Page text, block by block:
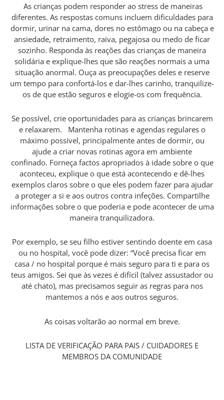
As crianças podem responder ao stress de maneiras
diferentes. As respostas comuns incluem dificuldades para
dormir, urinar na cama, dores no estômago ou na cabeça e
ansiedade, retraimento, raiva, pegajosa ou medo de ficar
sozinho. Responda às reações das crianças de maneira
solidária e explique-lhes que são reações normais a uma
situação anormal. Ouça as preocupações deles e reserve
um tempo para confortá-los e dar-lhes carinho, tranquilize-
os de que estão seguros e elogie-os com frequência.
Se possível, crie oportunidades para as crianças brincarem
e relaxarem. Mantenha rotinas e agendas regulares o
máximo possível, principalmente antes de dormir, ou
ajude a criar novas rotinas agora em ambiente
confinado. Forneça factos apropriados à idade sobre o que
aconteceu, explique o que está acontecendo e dê-lhes
exemplos claros sobre o que eles podem fazer para ajudar
a proteger a si e aos outros contra infeções. Compartilhe
informações sobre o que poderia e pode acontecer de uma
maneira tranquilizadora.
Por exemplo, se seu filho estiver sentindo doente em casa
ou no hospital, você pode dizer: “Você precisa ficar em
casa / no hospital porque é mais seguro para ti e para os
teus amigos. Sei que às vezes é difícil (talvez assustador ou
até chato), mas precisamos seguir as regras para nos
mantemos a nós e aos outros seguros.
As coisas voltarão ao normal em breve.
LISTA DE VERIFICAÇÃO PARA PAIS / CUIDADORES E
MEMBROS DA COMUNIDADE